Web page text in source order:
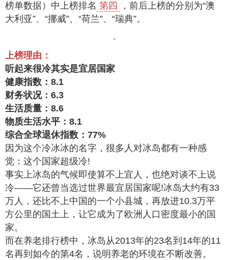
榜单数据）中上榜排名 第四
，前后上榜的分别为“澳
大利亚”、“挪威”、“荷兰”、“瑞典”。
上榜理由：
听起来很冷其实是宜居国家
健康指数：8.1
财务状况：6.3
生活质量：8.6
物质生活水平：8.1
综合全球退休指数：77%
因为这个冷冰冰的名字，很多人对冰岛都有一种感
觉：这个国家超级冷!
事实上冰岛的气候即使算不上宜人，也绝对谈不上说
冷——它还曾当选过世界最宜居国家呢!冰岛大约有33
万人，还比不上中国的一个小县城，再放进10.3万平
方公里的国土上，让它成为了欧洲人口密度最小的国
家。
而在养老排行榜中，冰岛从2013年的23名到14年的11
名再到如今的第4名，说明养老的环境在不断改善。